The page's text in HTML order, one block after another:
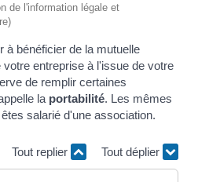
de l'information légale et
à bénéficier de la mutuelle
entreprise à l'issue de votre
de remplir certaines
la portabilité. Les mêmes
salarié d'une association.
Tout replier Tout déplier